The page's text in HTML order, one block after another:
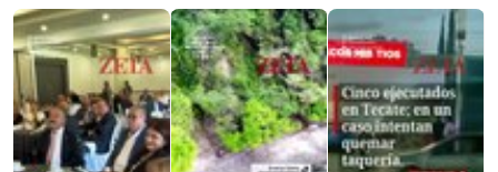
contra síndica de
Tijuana